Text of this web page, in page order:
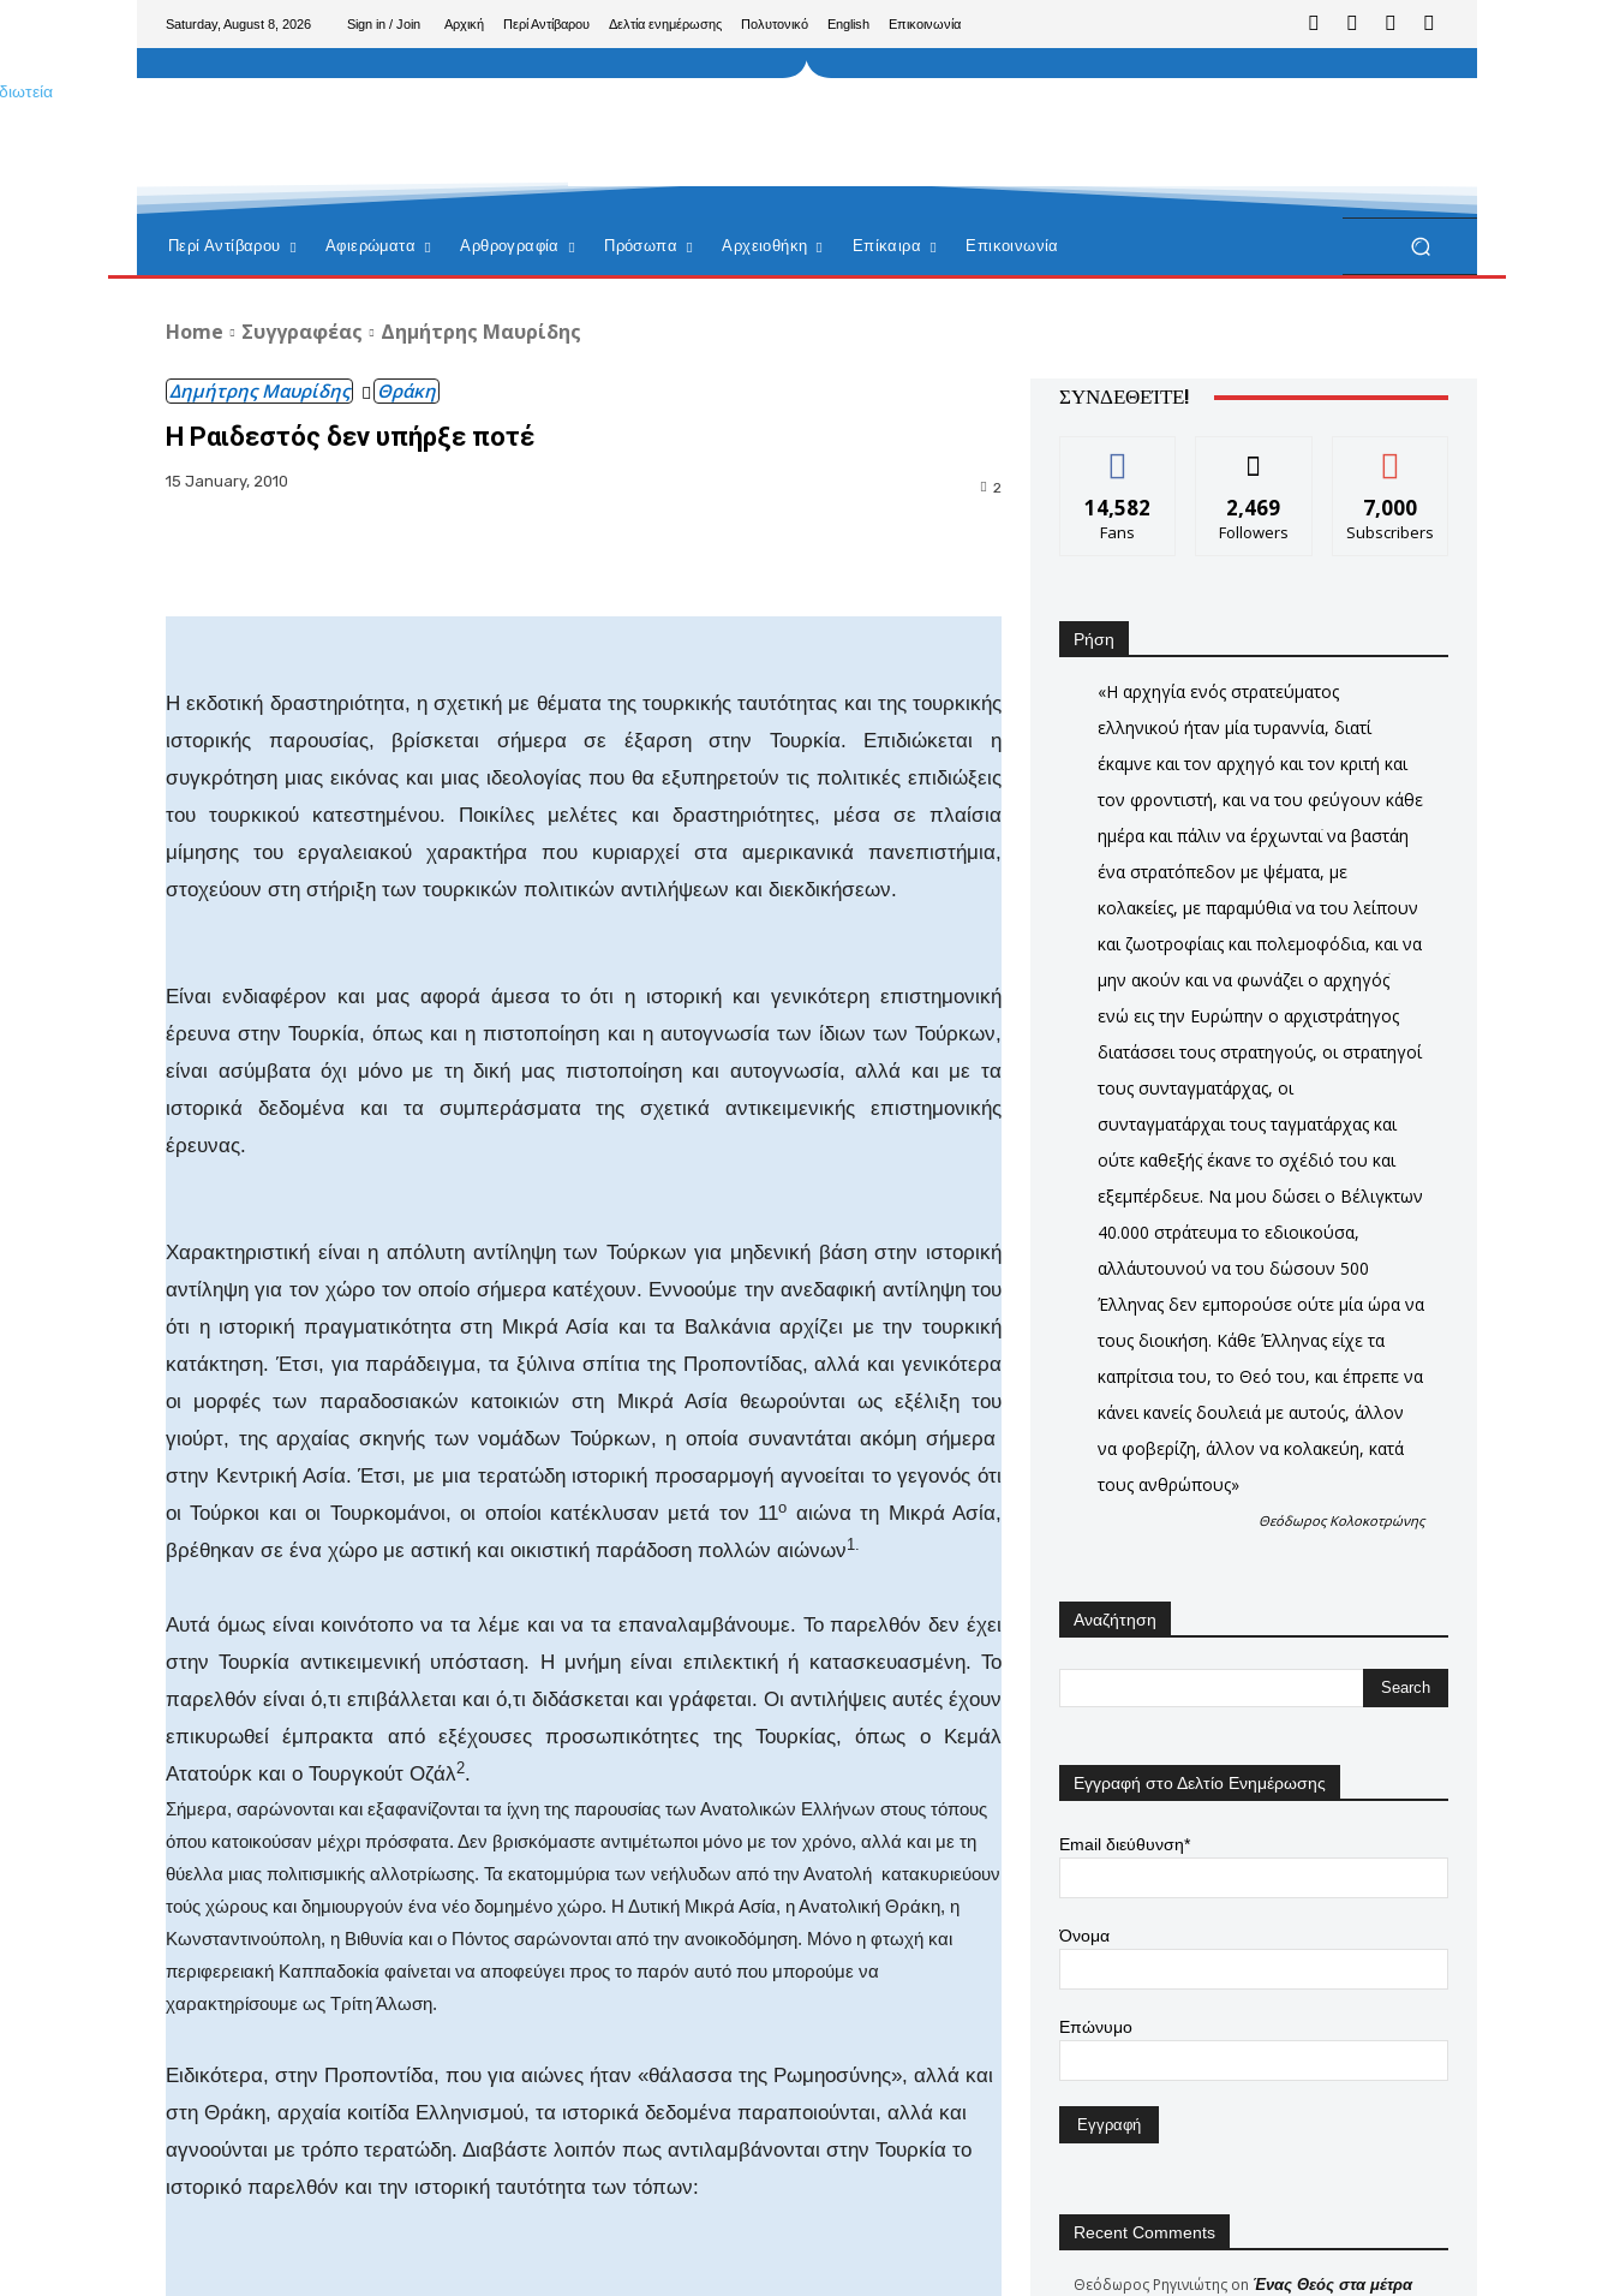
Saturday, August 8, 2026 Sign in / Join Αρχική Περί Αντίβαρου Δελτία ενημέρωσης Πολυτονικό English Επικοινωνία
Περί Αντίβαρου Αφιερώματα Αρθρογραφία Πρόσωπα Αρχειοθήκη Επίκαιρα Επικοινωνία
Home Συγγραφέας Δημήτρης Μαυρίδης
Δημήτρης Μαυρίδης Θράκη
Η Ραιδεστός δεν υπήρξε ποτέ
15 January, 2010 2
Η εκδοτική δραστηριότητα, η σχετική με θέματα της τουρκικής ταυτότητας και της τουρκικής
ιστορικής παρουσίας, βρίσκεται σήμερα σε έξαρση στην Τουρκία. Επιδιώκεται η
συγκρότηση μιας εικόνας και μιας ιδεολογίας που θα εξυπηρετούν τις πολιτικές επιδιώξεις
του τουρκικού κατεστημένου. Ποικίλες μελέτες και δραστηριότητες, μέσα σε πλαίσια
μίμησης του εργαλειακού χαρακτήρα που κυριαρχεί στα αμερικανικά πανεπιστήμια,
στοχεύουν στη στήριξη των τουρκικών πολιτικών αντιλήψεων και διεκδικήσεων.
Είναι ενδιαφέρον και μας αφορά άμεσα το ότι η ιστορική και γενικότερη επιστημονική
έρευνα στην Τουρκία, όπως και η πιστοποίηση και η αυτογνωσία των ίδιων των Τούρκων,
είναι ασύμβατα όχι μόνο με τη δική μας πιστοποίηση και αυτογνωσία, αλλά και με τα
ιστορικά δεδομένα και τα συμπεράσματα της σχετικά αντικειμενικής επιστημονικής
έρευνας.
Χαρακτηριστική είναι η απόλυτη αντίληψη των Τούρκων για μηδενική βάση στην ιστορική
αντίληψη για τον χώρο τον οποίο σήμερα κατέχουν. Εννοούμε την ανεδαφική αντίληψη του
ότι η ιστορική πραγματικότητα στη Μικρά Ασία και τα Βαλκάνια αρχίζει με την τουρκική
κατάκτηση. Έτσι, για παράδειγμα, τα ξύλινα σπίτια της Προποντίδας, αλλά και γενικότερα
οι μορφές των παραδοσιακών κατοικιών στη Μικρά Ασία θεωρούνται ως εξέλιξη του
γιούρτ, της αρχαίας σκηνής των νομάδων Τούρκων, η οποία συναντάται ακόμη σήμερα
στην Κεντρική Ασία. Έτσι, με μια τερατώδη ιστορική προσαρμογή αγνοείται το γεγονός ότι
οι Τούρκοι και οι Τουρκομάνοι, οι οποίοι κατέκλυσαν μετά τον 11ο αιώνα τη Μικρά Ασία,
βρέθηκαν σε ένα χώρο με αστική και οικιστική παράδοση πολλών αιώνων1.
Αυτά όμως είναι κοινότοπο να τα λέμε και να τα επαναλαμβάνουμε. Το παρελθόν δεν έχει
στην Τουρκία αντικειμενική υπόσταση. Η μνήμη είναι επιλεκτική ή κατασκευασμένη. Το
παρελθόν είναι ό,τι επιβάλλεται και ό,τι διδάσκεται και γράφεται. Οι αντιλήψεις αυτές έχουν
επικυρωθεί έμπρακτα από εξέχουσες προσωπικότητες της Τουρκίας, όπως ο Κεμάλ
Ατατούρκ και ο Τουργκούτ Οζάλ2.
Σήμερα, σαρώνονται και εξαφανίζονται τα ίχνη της παρουσίας των Ανατολικών Ελλήνων στους τόπους
όπου κατοικούσαν μέχρι πρόσφατα. Δεν βρισκόμαστε αντιμέτωποι μόνο με τον χρόνο, αλλά και με τη
θύελλα μιας πολιτισμικής αλλοτρίωσης. Τα εκατομμύρια των νεήλυδων από την Ανατολή κατακυριεύουν
τούς χώρους και δημιουργούν ένα νέο δομημένο χώρο. Η Δυτική Μικρά Ασία, η Ανατολική Θράκη, η
Κωνσταντινούπολη, η Βιθυνία και ο Πόντος σαρώνονται από την ανοικοδόμηση. Μόνο η φτωχή και
περιφερειακή Καππαδοκία φαίνεται να αποφεύγει προς το παρόν αυτό που μπορούμε να
χαρακτηρίσουμε ως Τρίτη Άλωση.
Ειδικότερα, στην Προποντίδα, που για αιώνες ήταν «θάλασσα της Ρωμηοσύνης», αλλά και
στη Θράκη, αρχαία κοιτίδα Ελληνισμού, τα ιστορικά δεδομένα παραποιούνται, αλλά και
αγνοούνται με τρόπο τερατώδη. Διαβάστε λοιπόν πως αντιλαμβάνονται στην Τουρκία το
ιστορικό παρελθόν και την ιστορική ταυτότητα των τόπων:
ΣΥΝΔΕΘΕΊΤΕ!
14,582
Fans
2,469
Followers
7,000
Subscribers
Ρήση
«Η αρχηγία ενός στρατεύματος
ελληνικού ήταν μία τυραννία, διατί
έκαμνε και τον αρχηγό και τον κριτή και
τον φροντιστή, και να του φεύγουν κάθε
ημέρα και πάλιν να έρχωνταιֹ να βαστάη
ένα στρατόπεδον με ψέματα, με
κολακείες, με παραμύθιαֹ να του λείπουν
και ζωοτροφίαις και πολεμοφόδια, και να
μην ακούν και να φωνάζει ο αρχηγόςֹ
ενώ εις την Ευρώπην ο αρχιστράτηγος
διατάσσει τους στρατηγούς, οι στρατηγοί
τους συνταγματάρχας, οι
συνταγματάρχαι τους ταγματάρχας και
ούτε καθεξήςֹ έκανε το σχέδιό του και
εξεμπέρδευε. Να μου δώσει ο Βέλιγκτων
40.000 στράτευμα το εδιοικούσα,
αλλ΄αυτουνού να του δώσουν 500
Έλληνας δεν εμπορούσε ούτε μία ώρα να
τους διοικήση. Κάθε Έλληνας είχε τα
καπρίτσια του, το Θεό του, και έπρεπε να
κάνει κανείς δουλειά με αυτούς, άλλον
να φοβερίζη, άλλον να κολακεύη, κατά
τους ανθρώπους»
Θεόδωρος Κολοκοτρώνης
Αναζήτηση
Εγγραφή στο Δελτίο Ενημέρωσης
Email διεύθυνση*
Όνομα
Επώνυμο
Recent Comments
Θεόδωρος Ρηγινιώτης on Ένας Θεός στα μέτρα